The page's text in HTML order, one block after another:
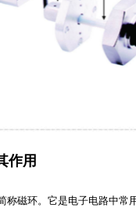
作用
磁环。它是电子电路中常